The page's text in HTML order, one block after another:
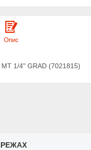
Опис
1/4" GRAD (7021815)